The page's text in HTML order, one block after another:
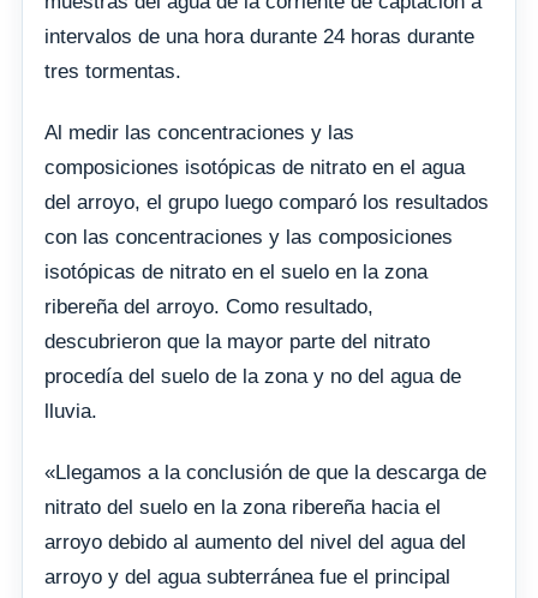
intervalos de una hora durante 24 horas durante
tres tormentas.
Al medir las concentraciones y las
composiciones isotópicas de nitrato en el agua
del arroyo, el grupo luego comparó los resultados
con las concentraciones y las composiciones
isotópicas de nitrato en el suelo en la zona
ribereña del arroyo. Como resultado,
descubrieron que la mayor parte del nitrato
procedía del suelo de la zona y no del agua de
lluvia.
«Llegamos a la conclusión de que la descarga de
nitrato del suelo en la zona ribereña hacia el
arroyo debido al aumento del nivel del agua del
arroyo y del agua subterránea fue el principal